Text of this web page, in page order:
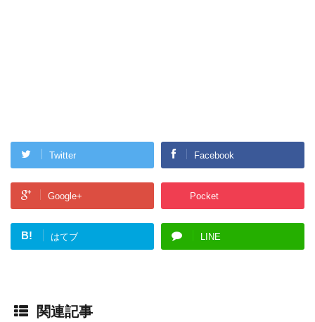
Twitter Facebook
Google+ Pocket
B! はてブ LINE
関連記事